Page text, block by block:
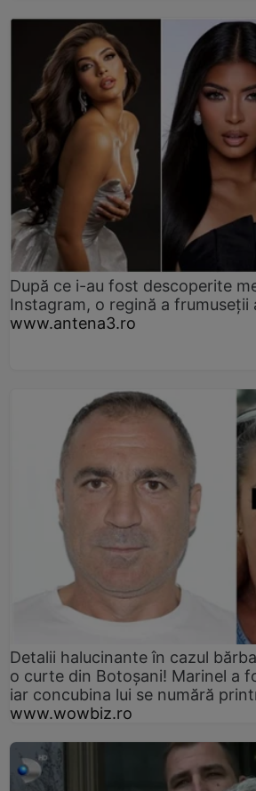
După ce i-au fost descoperite
Instagram, o regină a frumuseții
www.antena3.ro
Detalii halucinante în cazul
o curte din Botoșani! Marinel a
iar concubina lui se numără
www.wowbiz.ro